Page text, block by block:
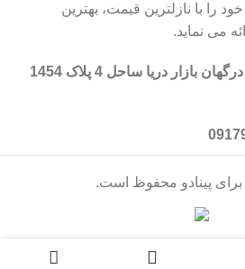
را با نازلترین قیمت، بهترین
می نماید.
آدرس : هرمزگان قشم درگهان بازار دریا ساحل 4 پلاک 1454
پینادو محفوظ است.
0